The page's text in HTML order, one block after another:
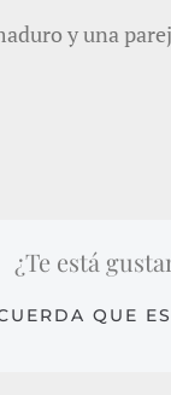
y una
¿Te está
QUE